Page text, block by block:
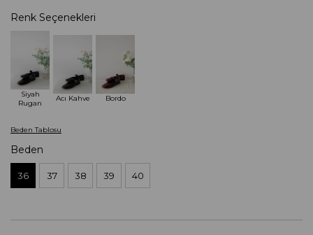
Renk Seçenekleri
Siyah
Rugan
Acı Kahve Bordo
Beden Tablosu
Beden
36 37 38 39 40